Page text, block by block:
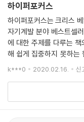
이 책의 제목이자 주요 개
된 단어다. 저자는 하이퍼
전히 집중한 상태이자 생
한다. 하지만 하이퍼포커
기암시와는 거리가 먼 실
적인 계획이 필요한 실용
왜 우리는 더 일하고도, 덜
하이퍼포커스
하이퍼포커스는 크리스
자기계발 분야 베스트셀
에 대한 주제를 다루는
해 쉽게 집중하지 못하는
스란 하나의 일에 집중하
k***0 2020.02.16. 신